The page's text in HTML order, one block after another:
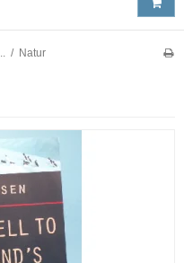
/ Natur